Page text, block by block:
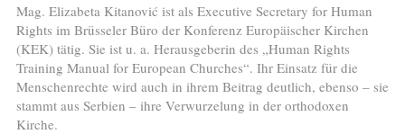
Abonnieren
Kontakt
Mag. Elizabeta Kitanović ist als Executive Secretary for Human
Rights im Brüsseler Büro der Konferenz Europäischer Kirchen
(KEK) tätig. Sie ist u. a. Herausgeberin des „Human Rights
Training Manual for European Churches“. Ihr Einsatz für die
Menschenrechte wird auch in ihrem Beitrag deutlich, ebenso – sie
stammt aus Serbien – ihre Verwurzelung in der orthodoxen
Kirche.